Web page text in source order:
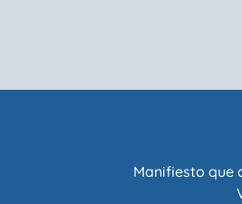
Manifiesto que